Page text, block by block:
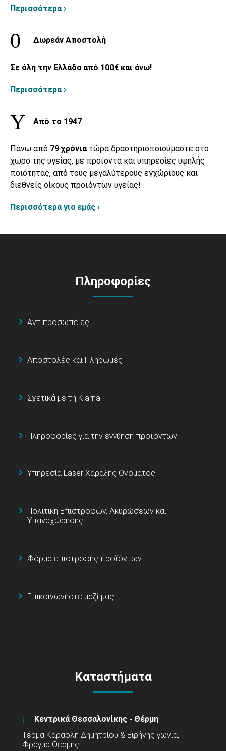
Περισσότερα ›
Δωρεάν Αποστολή
Σε όλη την Ελλάδα από 100€ και άνω!
Περισσότερα ›
Από το 1947
Πάνω από 79 χρόνια τώρα δραστηριοποιούμαστε στο
χώρο της υγείας, με προϊόντα και υπηρεσίες υψηλής
ποιότητας, από τους μεγαλύτερους εγχώριους και
διεθνείς οίκους προϊόντων υγείας!
Περισσότερα για εμάς ›
Πληροφορίες
Αντιπροσωπείες
Αποστολές και Πληρωμές
Σχετικά με τη Klarna
Πληροφορίες για την εγγύηση προϊόντων
Υπηρεσία Laser Χάραξης Ονόματος
Πολιτική Επιστροφών, Ακυρώσεων και
Υπαναχώρησης
Φόρμα επιστροφής προϊόντων
Επικοινωνήστε μαζί μας
Καταστήματα
Κεντρικά Θεσσαλονίκης - Θέρμη
Τέρμα Καραολή Δημητρίου & Ειρήνης γωνία,
Φράγμα Θέρμης